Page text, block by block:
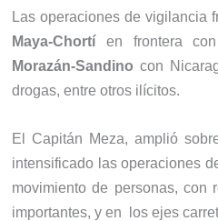
Las operaciones de vigilancia
Maya-Chortí en frontera
Morazán-Sandino con
drogas, entre otros ilícitos.
El Capitán Meza, amplió
intensificado las operaciones
movimiento de personas, con
importantes, y en los ejes